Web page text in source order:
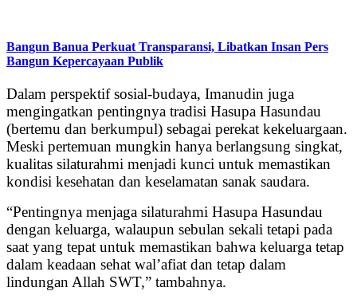
Bangun Banua Perkuat Transparansi, Libatkan Insan Pers
Bangun Kepercayaan Publik
Dalam perspektif sosial-budaya, Imanudin juga
mengingatkan pentingnya tradisi Hasupa Hasundau
(bertemu dan berkumpul) sebagai perekat kekeluargaan.
Meski pertemuan mungkin hanya berlangsung singkat,
kualitas silaturahmi menjadi kunci untuk memastikan
kondisi kesehatan dan keselamatan sanak saudara.
“Pentingnya menjaga silaturahmi Hasupa Hasundau
dengan keluarga, walaupun sebulan sekali tetapi pada
saat yang tepat untuk memastikan bahwa keluarga tetap
dalam keadaan sehat wal’afiat dan tetap dalam
lindungan Allah SWT,” tambahnya.